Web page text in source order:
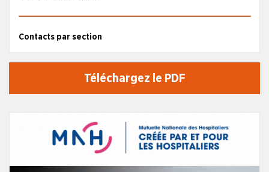
Contacts par section
Téléchargez le PDF